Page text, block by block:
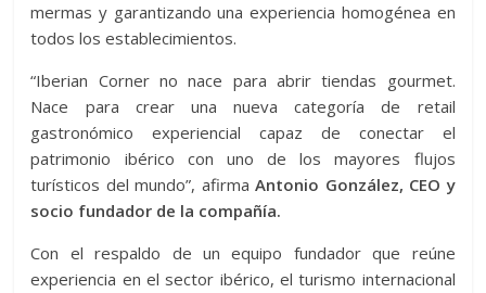
mermas y garantizando una experiencia homogénea en
todos los establecimientos.
“Iberian Corner no nace para abrir tiendas gourmet.
Nace para crear una nueva categoría de retail
gastronómico experiencial capaz de conectar el
patrimonio ibérico con uno de los mayores flujos
turísticos del mundo”, afirmaAntonio González, CEO y
socio fundador de la compañía.
Con el respaldo de un equipo fundador que reúne
experiencia en el sector ibérico, el turismo internacional